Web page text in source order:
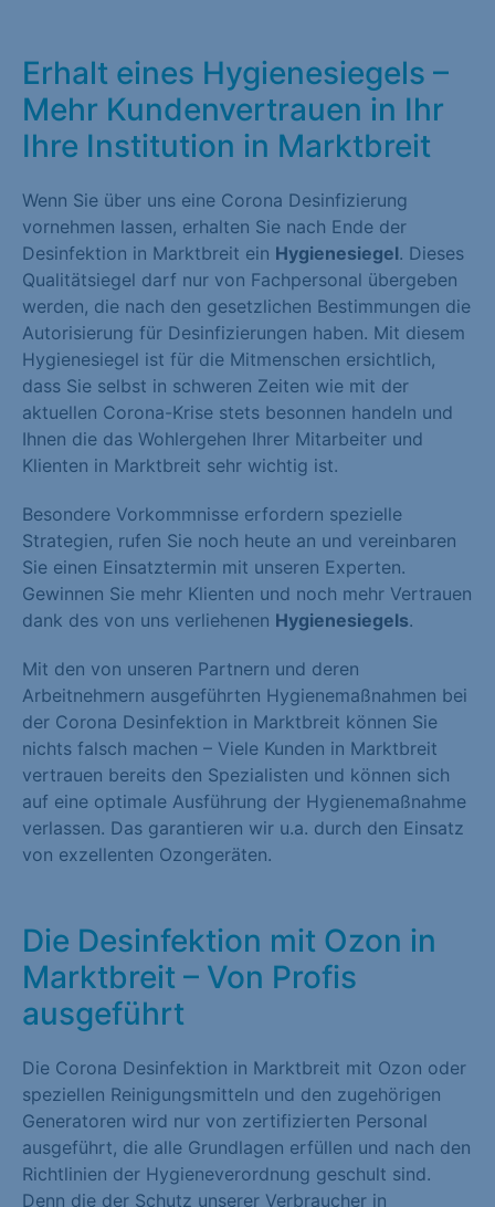
Erhalt eines Hygienesiegels –
Mehr Kundenvertrauen in Ihr
Ihre Institution in Marktbreit
Wenn Sie über uns eine Corona Desinfizierung
vornehmen lassen, erhalten Sie nach Ende der
Desinfektion in Marktbreit ein Hygienesiegel. Dieses
Qualitätsiegel darf nur von Fachpersonal übergeben
werden, die nach den gesetzlichen Bestimmungen die
Autorisierung für Desinfizierungen haben. Mit diesem
Hygienesiegel ist für die Mitmenschen ersichtlich,
dass Sie selbst in schweren Zeiten wie mit der
aktuellen Corona-Krise stets besonnen handeln und
Ihnen die das Wohlergehen Ihrer Mitarbeiter und
Klienten in Marktbreit sehr wichtig ist.
Besondere Vorkommnisse erfordern spezielle
Strategien, rufen Sie noch heute an und vereinbaren
Sie einen Einsatztermin mit unseren Experten.
Gewinnen Sie mehr Klienten und noch mehr Vertrauen
dank des von uns verliehenen Hygienesiegels.
Mit den von unseren Partnern und deren
Arbeitnehmern ausgeführten Hygienemaßnahmen bei
der Corona Desinfektion in Marktbreit können Sie
nichts falsch machen – Viele Kunden in Marktbreit
vertrauen bereits den Spezialisten und können sich
auf eine optimale Ausführung der Hygienemaßnahme
verlassen. Das garantieren wir u.a. durch den Einsatz
von exzellenten Ozongeräten.
Die Desinfektion mit Ozon in
Marktbreit – Von Profis
ausgeführt
Die Corona Desinfektion in Marktbreit mit Ozon oder
speziellen Reinigungsmitteln und den zugehörigen
Generatoren wird nur von zertifizierten Personal
ausgeführt, die alle Grundlagen erfüllen und nach den
Richtlinien der Hygieneverordnung geschult sind.
Denn die der Schutz unserer Verbraucher in